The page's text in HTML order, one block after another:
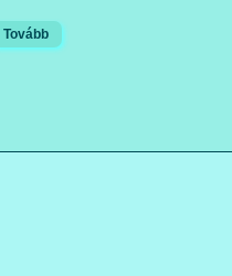
Tovább